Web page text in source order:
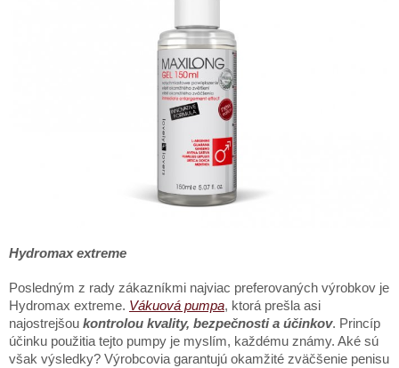
Hydromax extreme
Posledným z rady zákazníkmi najviac preferovaných výrobkov je
Hydromax extreme. Vákuová pumpa, ktorá prešla asi
najostrejšou kontrolou kvality, bezpečnosti a účinkov. Princíp
účinku použitia tejto pumpy je myslím, každému známy. Aké sú
však výsledky? Výrobcovia garantujú okamžité zväčšenie penisu